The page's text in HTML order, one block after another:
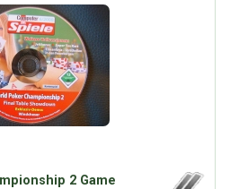
2 Game